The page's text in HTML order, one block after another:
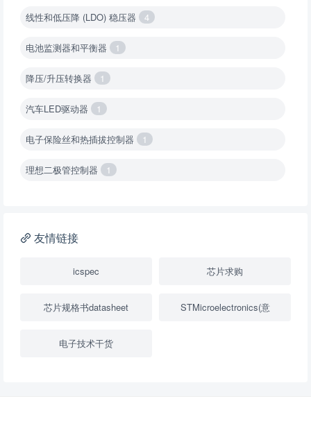
线性和低压降 (LDO) 稳压器 4
电池监测器和平衡器 1
降压/升压转换器 1
汽车LED驱动器 1
电子保险丝和热插拔控制器 1
理想二极管控制器 1
降压转换器（继承开关）
USB隔离器 1
友情链接
icspec 芯片求购
芯片规格书datasheet STMicroelectronics(意
电子技术干货